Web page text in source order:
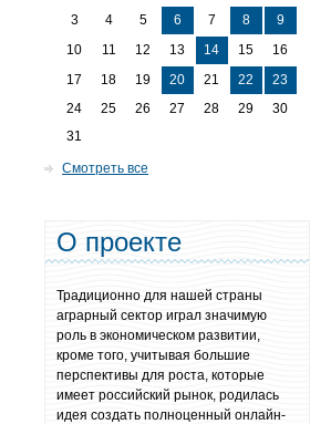
3
4 5 6 7 8
9
10
11 12 13 14 15
16
17
18 19 20 21 22
23
24
25 26 27 28 29
30
31
Смотреть все
О проекте
Традиционно для нашей страны
аграрный сектор играл значимую
роль в экономическом развитии,
кроме того, учитывая большие
перспективы для роста, которые
имеет российский рынок, родилась
идея создать полноценный онлайн-